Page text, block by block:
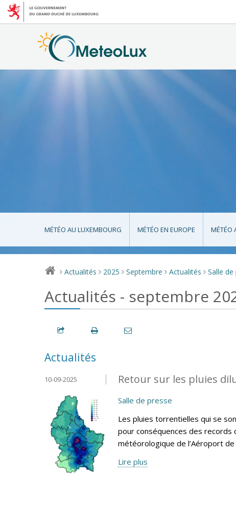
MÉTÉO AU LUXEMBOURG MÉTÉO EN EUROPE MÉTÉO
> Actualités > 2025 > Septembre > Actualités > Salle de
Actualités - septembre
Actualités
Retour sur les pluies
10-09-2025
Salle de presse
Les pluies torrentielles qui se
pour conséquences des records
météorologique de l’Aéroport
Lire plus